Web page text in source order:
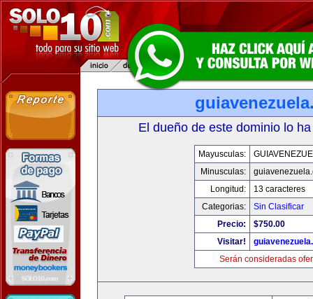
El dueño de este dominio lo
Mayusculas:
Minusculas:
Longitud:
13 caracteres
Categorias:
Sin Clasificar
Precio:
$750.00
Visitar!
Serán consideradas